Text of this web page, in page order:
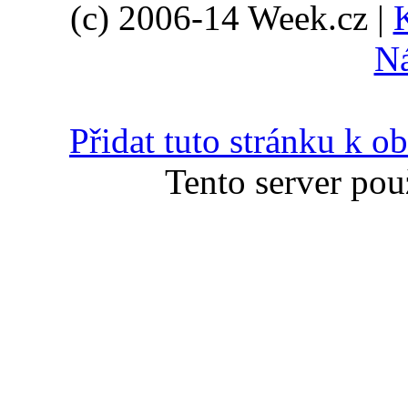
(c) 2006-14 Week.cz |
Přidat tuto stránku k
Tento server